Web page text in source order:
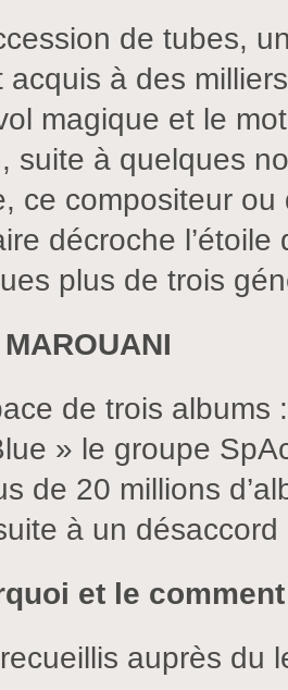
de tubes,
acquis à des
magique et le
suite à quelques
ce compositeur
décroche
plus de trois
de trois
» le groupe
de 20 millions
à un désaccord
et le
auprès du